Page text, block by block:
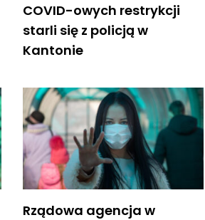
COVID-owych restrykcji
starli się z policją w
Kantonie
Rządowa agencja w